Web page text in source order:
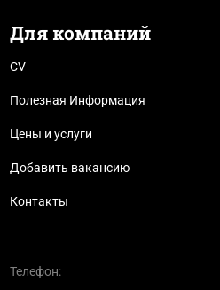
Для компаний
CV
Полезная Информация
Цены и услуги
Добавить вакансию
Контакты
Телефон: